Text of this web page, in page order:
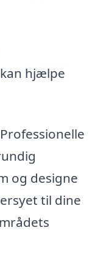
hjælpe
Professionelle
og designe
til dine